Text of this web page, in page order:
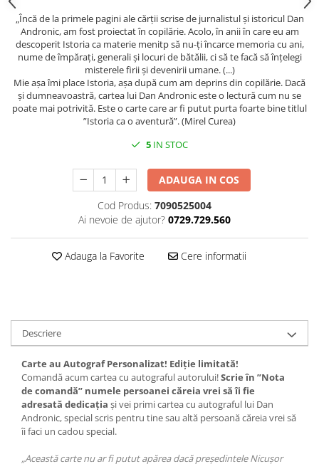
„Încă de la primele pagini ale cărții scrise de jurnalistul și istoricul Dan
Andronic, am fost proiectat în copilărie. Acolo, în anii în care eu am
descoperit Istoria ca materie menitp să nu-ți încarce memoria cu ani,
nume de împărați, generali și locuri de bătălii, ci să te facă să înțelegi
misterele firii și devenirii umane. (...)
Mie așa îmi place Istoria, așa după cum am deprins din copilărie. Dacă
și dumneavoastră, cartea lui Dan Andronic este o lectură cum nu se
poate mai potrivită. Este o carte care ar fi putut purta foarte bine titlul
”Istoria ca o aventură”. (Mirel Curea)
5 IN STOC
ADAUGA IN COS
Cod Produs: 7090525004
Ai nevoie de ajutor? 0729.729.560
Adauga la Favorite Cere informatii
Descriere
Carte au Autograf Personalizat! Ediție limitată!
Comandă acum cartea cu autograful autorului!Scrie în ”Nota
de comandă” numele persoanei căreia vrei să îi fie
adresată dedicația și vei primi cartea cu autograful lui Dan
Andronic, special scris pentru tine sau altă persoană căreia vrei să
îi faci un cadou special.
„Această carte nu ar fi putut apărea dacă președintele Nicușor